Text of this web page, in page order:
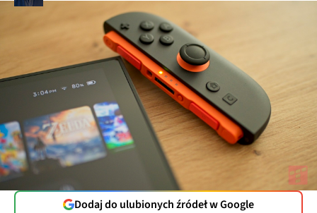
Dodaj do ulubionych źródeł w Google